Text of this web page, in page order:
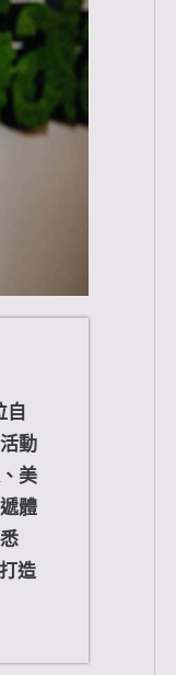
自
動
美
體
造